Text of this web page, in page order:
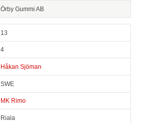
Örby Gummi AB
13
4
Håkan Sjöman
SWE
MK Rimo
Riala